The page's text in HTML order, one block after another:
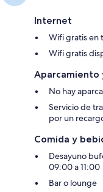
Internet
Wifi gratis en
Wifi gratis
Aparcamiento
No hay
Servicio de
por un
Comida y
Desayuno
09:00 a 11:00
Bar o lounge